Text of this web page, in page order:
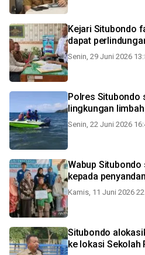
Kejari Situbondo
dapat
Senin, 29 Juni 2026
Polres Situbondo
lingkungan
Senin, 22 Juni 2026
Wabup Situbondo
kepada
Kamis, 11 Juni 2026
Situbondo
ke lokasi Sekolah